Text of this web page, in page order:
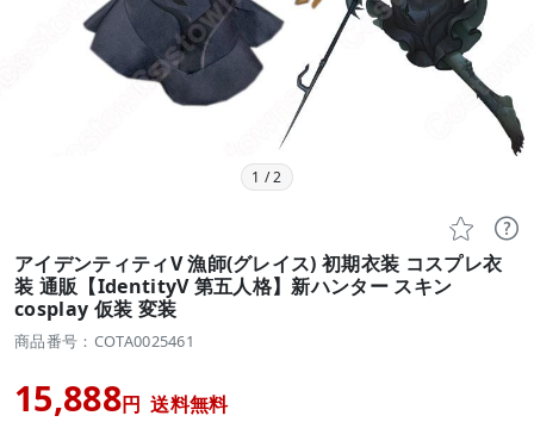
1 /2
 
アイデンティティV 漁師(グレイス) 初期衣装 コスプレ衣
装 通販【IdentityV 第五人格】新ハンター スキン
cosplay 仮装 変装
商品番号：COTA0025461
15,888円 送料無料